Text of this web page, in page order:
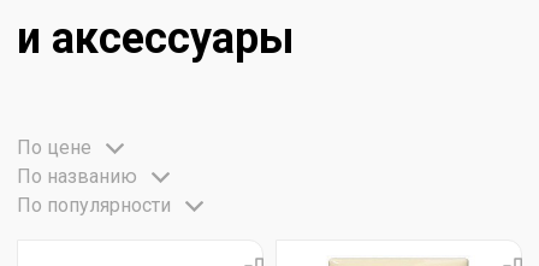
и аксессуары
По цене
По названию
По популярности